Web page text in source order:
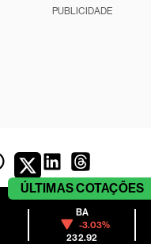
PUBLICIDADE
ÚLTIMASCOTAÇÕES
BA
-3.03%
232.92